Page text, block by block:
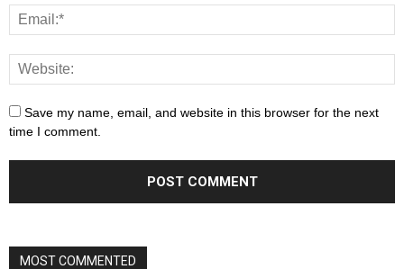
Save my name, email, and website in this browser for the next
time I comment.
MOST COMMENTED